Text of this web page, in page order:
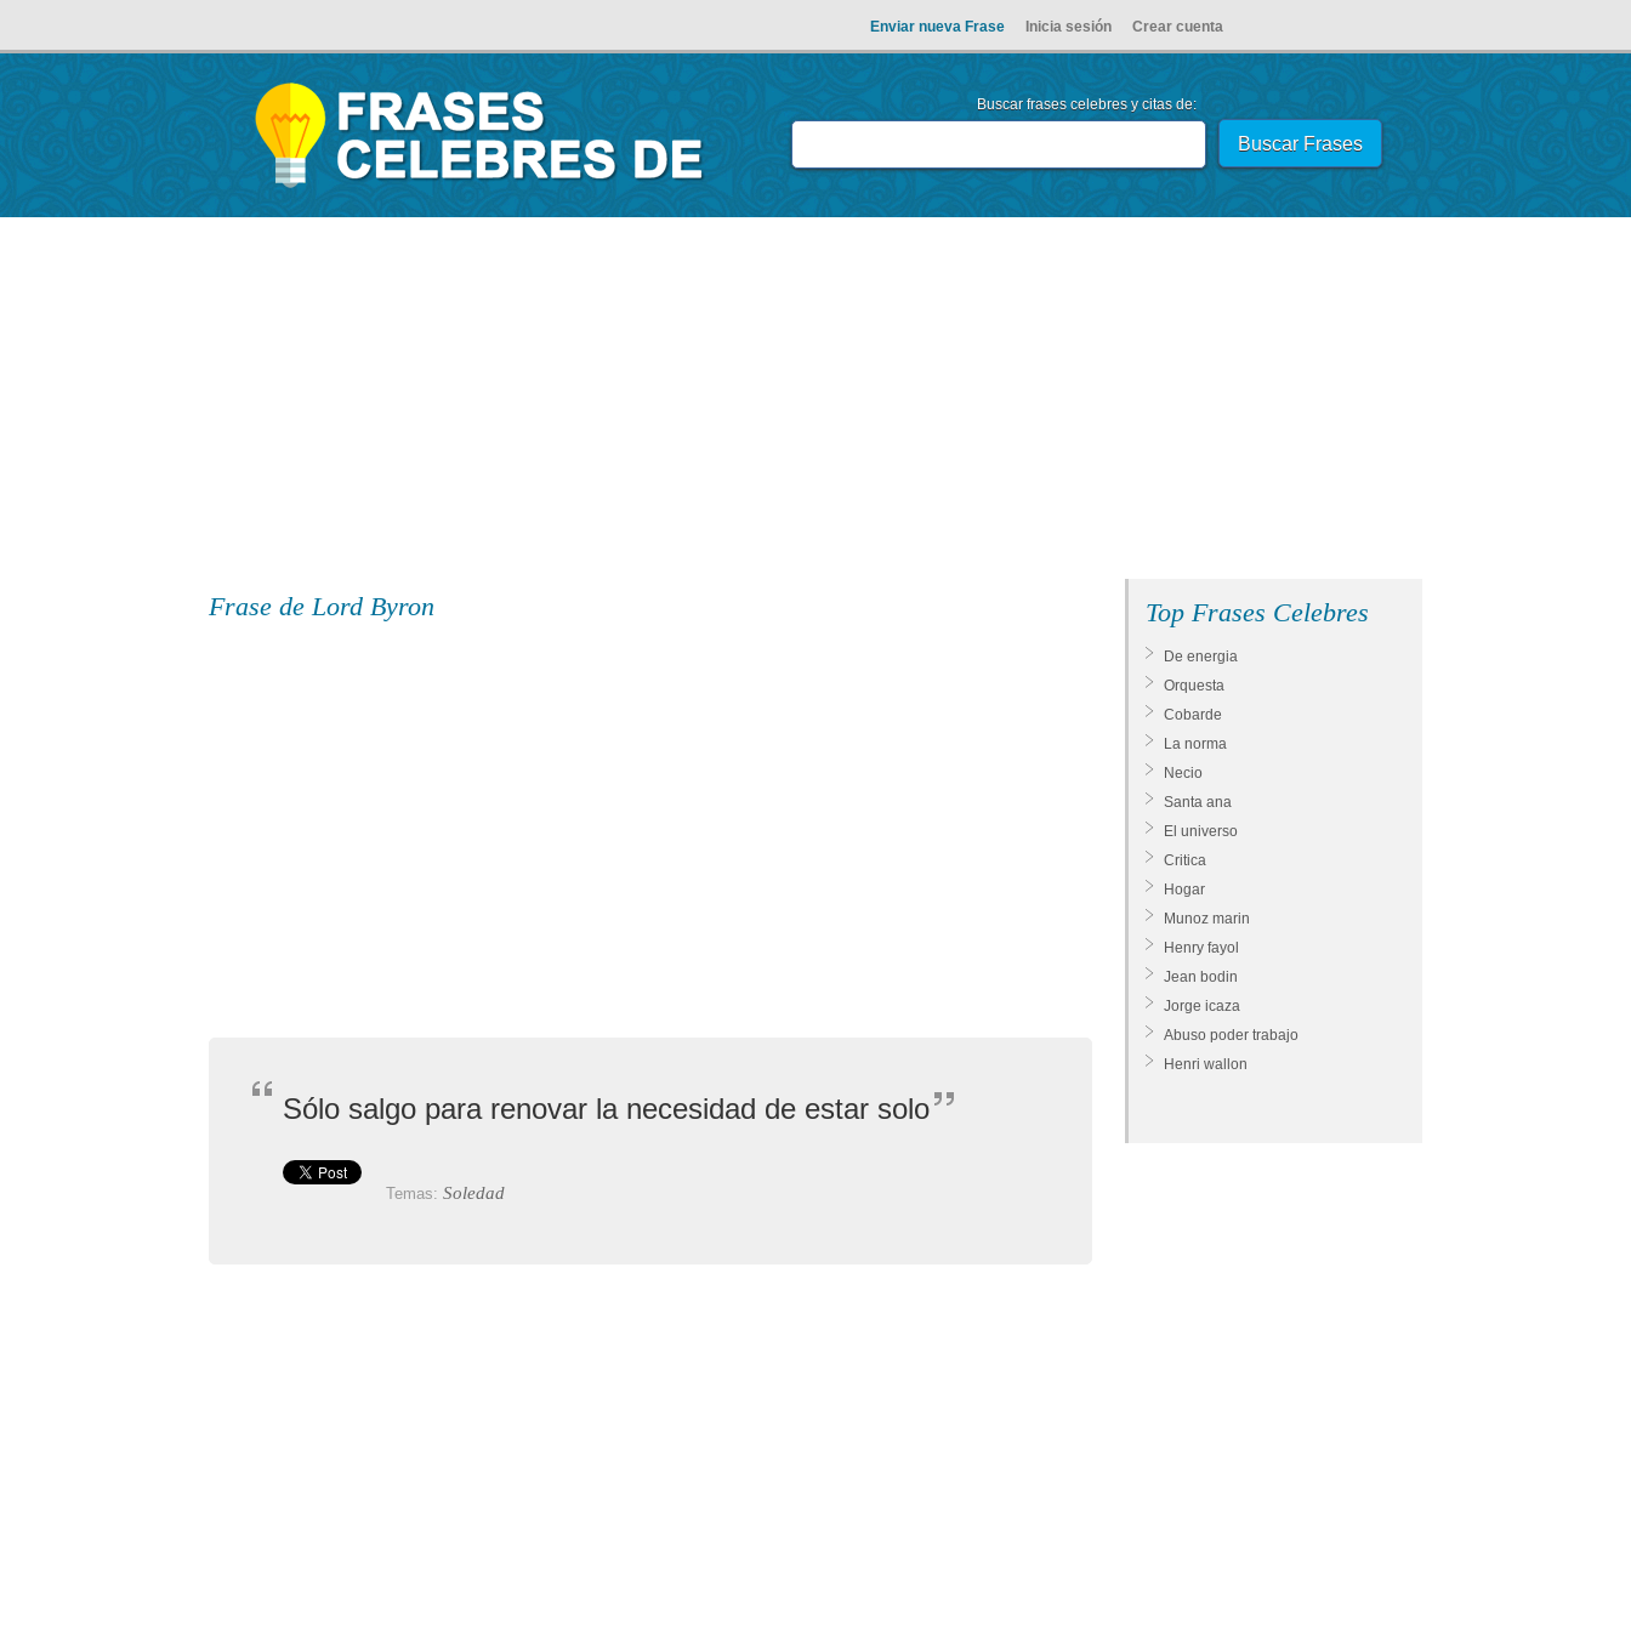
Enviar nueva Frase Inicia sesión Crear cuenta
Buscar frases celebres y citas de:
Frase de Lord Byron
Sólo salgo para renovar la necesidad de estar solo
Temas: Soledad
Top Frases Celebres
De energia
Orquesta
Cobarde
La norma
Necio
Santa ana
El universo
Critica
Hogar
Munoz marin
Henry fayol
Jean bodin
Jorge icaza
Abuso poder trabajo
Henri wallon